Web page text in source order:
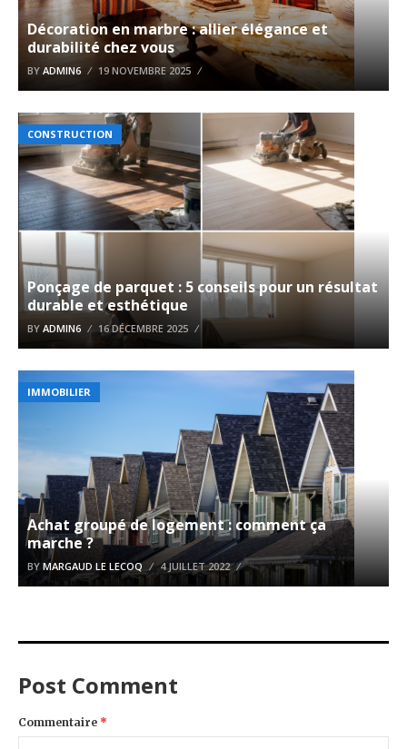
Décoration en marbre : allier élégance et
durabilité chez vous
BY ADMIN6 19 NOVEMBRE 2025
CONSTRUCTION
Ponçage de parquet : 5 conseils pour un résultat
durable et esthétique
BY ADMIN6 16 DÉCEMBRE 2025
IMMOBILIER
Achat groupé de logement : comment ça
marche ?
BYMARGAUD LE LECOQ 4 JUILLET 2022
Post Comment
Commentaire *